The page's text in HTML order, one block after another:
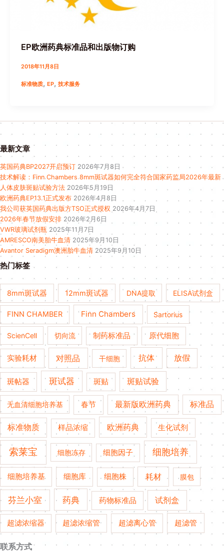
EP欧洲药典标准品和出版物订购
2018年11月8日
标准物质, EP, 技术服务
最新文章
英国药典BP2027开启预订 2026年7月8日
技术解读：Finn Chambers 8mm斑试器如何完全符合国家药监局2026年最新
人体皮肤斑贴试验方法 2026年5月19日
欧洲药典EP13.1正式发布 2026年4月8日
我公司获英国药典出版方TSO正式授权 2026年4月7日
2026年春节放假安排 2026年2月6日
VWR玻璃试剂瓶 2025年11月7日
AMRESCO南美胎牛血清 2025年9月10日
Avantor Seradigm澳洲胎牛血清 2025年9月10日
热门标签
8mm斑试器 12mm斑试器 DNA提取 ELISA试剂盒
FINN CHAMBER Finn Chambers Sartorius
ScienCell 切向流 制药标准品 原代细胞
实验耗材 对照品 干细胞 抗体 放假
斑帖器 斑试器 斑贴 斑贴试验
无血清细胞培养基 春节 最新版欧洲药典 标准品
标准物质 样品浓缩 欧洲药典 生化试剂
索莱宝 细胞冻存 细胞因子 细胞培养
细胞培养基 细胞库 细胞株 耗材 膜包
芬兰小室 药典 药物标准品 试剂盒
超滤浓缩器 超滤浓缩管 超滤离心管 超滤管
联系方式